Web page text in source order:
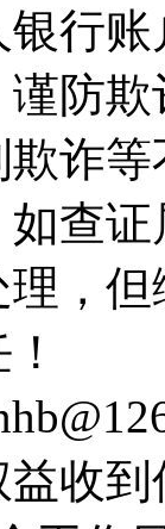
行
防
诈
查
，
收